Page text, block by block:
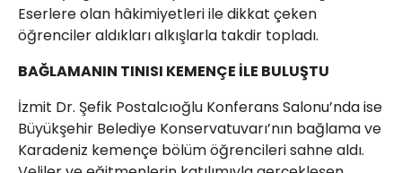
Eserlere olan hâkimiyetleri ile dikkat çeken
öğrenciler aldıkları alkışlarla takdir topladı.
BAĞLAMANIN TINISI KEMENÇE İLE BULUŞTU
İzmit Dr. Şefik Postalcıoğlu Konferans Salonu’nda ise
Büyükşehir Belediye Konservatuvarı’nın bağlama ve
Karadeniz kemençe bölüm öğrencileri sahne aldı.